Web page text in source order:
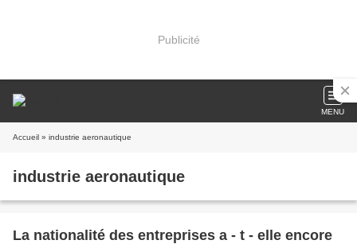
Publicité
MENU
Accueil » industrie aeronautique
industrie aeronautique
La nationalité des entreprises a - t - elle encore